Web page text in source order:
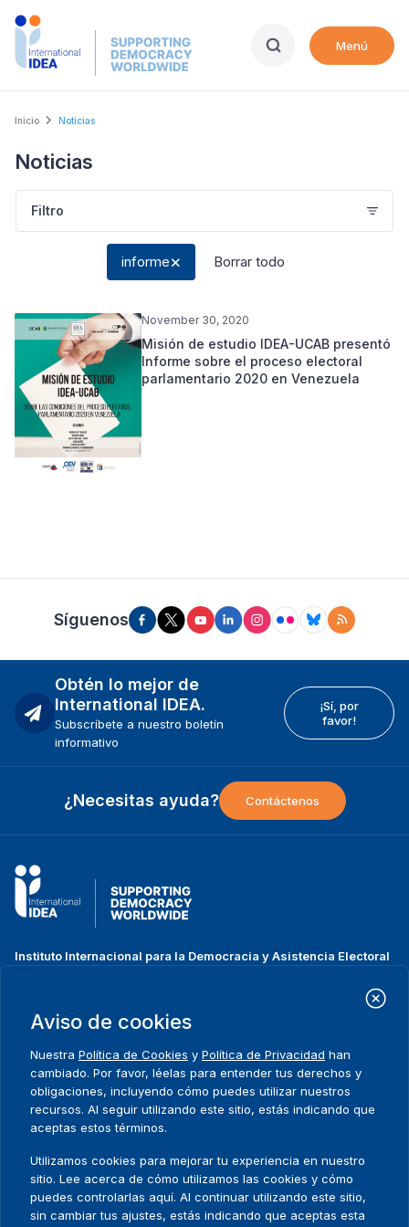
Skip
Menú
Breadcrumb
Inicio Noticias
Noticias
Filtro
informe Borrar todo
November 30, 2020
Misión de estudio IDEA-UCAB presentó
Informe sobre el proceso electoral
parlamentario 2020 en Venezuela
Síguenos
Obtén lo mejor de
International IDEA.
Subscríbete a nuestro boletín
informativo
¡Sí, por
favor!
¿Necesitas ayuda? Contáctenos
Instituto Internacional para la Democracia y Asistencia Electoral
Strömsborgsbron 1
SE-103 34 Estocolmo
Suecia
Teléfono
+46 8 698 37 00
Footer
menu
Inicio
Sobre nosotros
Qué hacemos
Dónde trabajamos
Publicaciones
Datos y herramientas
Projectos
Noticias y eventos
Prensa
Contact
Release Agreement Form
Aviso de cookies
Nuestra Política de Cookies y Política de Privacidad han
cambiado. Por favor, léelas para entender tus derechos y
obligaciones, incluyendo cómo puedes utilizar nuestros
recursos. Al seguir utilizando este sitio, estás indicando que
aceptas estos términos.
Utilizamos cookies para mejorar tu experiencia en nuestro
sitio. Lee acerca de cómo utilizamos las cookies y cómo
puedes controlarlas aquí. Al continuar utilizando este sitio,
sin cambiar tus ajustes, estás indicando que aceptas esta